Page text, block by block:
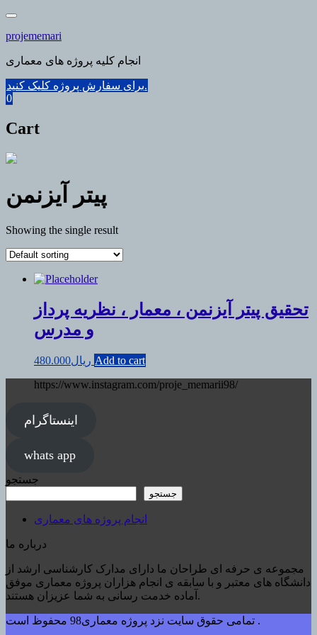
Skip
content
projememari
انجام کلیه پروژه های معماری
برای سفارش پروژه کلیک کنید.
0
Cart
پیتر آیزنمن
Showing the single result
تحقیق پیتر آیزنمن ، معمار ، نظریه پرداز
و مدرس
ریال480.000
Add to cart
https://www.instagram.com/proje_memarii98/
اینستاگرام
whats app
جستجو
جستجو
انجام پروژه های معماری
درباره ما
مجموعه ی حرفه ای طراحان ما دارای مدارک کارشناسی ارشد از
دانشگاه های معتبر و با سابقه ی انجام هزاران پروژه معماری موفق
آماده خدمت رسانی به شما عزیزان هستند.
تمامی حقوق سایت نزد پروژه معماری98 محفوظ است .